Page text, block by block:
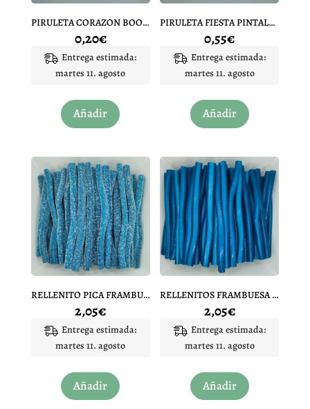
PIRULETA CORAZON BOOLIES PINTALENGUAS
0,20€
Entrega estimada:
martes 11. agosto
Añadir
PIRULETA FIESTA PINTALENGUAS
0,55€
Entrega estimada:
martes 11. agosto
Añadir
RELLENITO PICA FRAMBUESA 15 UNIDADES
2,05€
Entrega estimada:
martes 11. agosto
Añadir
RELLENITOS FRAMBUESA 15 UNIDADES
2,05€
Entrega estimada:
martes 11. agosto
Añadir